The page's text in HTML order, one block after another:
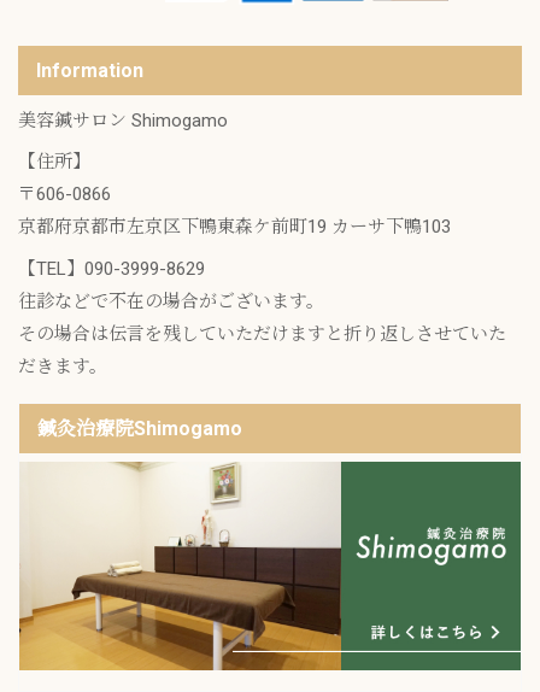
Information
美容鍼サロン Shimogamo
【住所】
〒606-0866
京都府京都市左京区下鴨東森ケ前町19 カーサ下鴨103
【TEL】 090-3999-8629
往診などで不在の場合がございます。
その場合は伝言を残していただけますと折り返しさせていた
だきます。
鍼灸治療院Shimogamo